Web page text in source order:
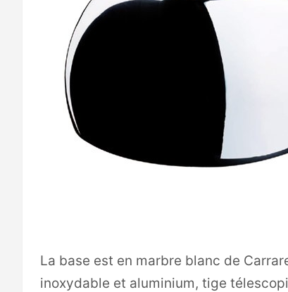
La base est en marbre blanc de
inoxydable et aluminium, tige